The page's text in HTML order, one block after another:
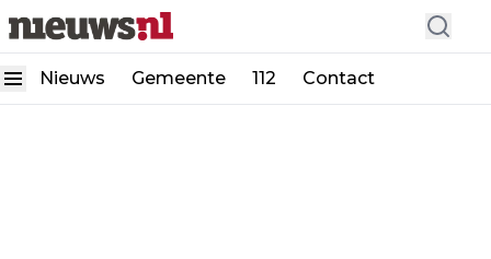
Nieuws Gemeente 112 Contact